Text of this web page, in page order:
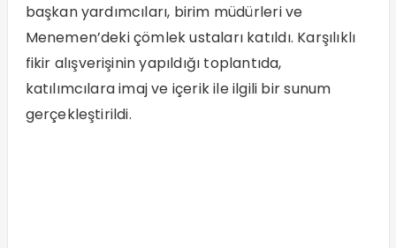
başkan yardımcıları, birim müdürleri ve
Menemen’deki çömlek ustaları katıldı. Karşılıklı
fikir alışverişinin yapıldığı toplantıda,
katılımcılara imaj ve içerik ile ilgili bir sunum
gerçekleştirildi.